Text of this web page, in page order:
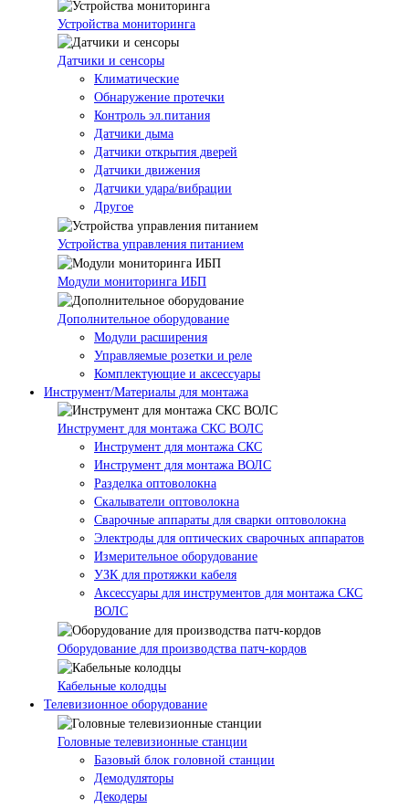
Устройства мониторинга
Датчики и сенсоры
Климатические
Обнаружение протечки
Контроль эл.питания
Датчики дыма
Датчики открытия дверей
Датчики движения
Датчики удара/вибрации
Другое
Устройства управления питанием
Модули мониторинга ИБП
Дополнительное оборудование
Модули расширения
Управляемые розетки и реле
Комплектующие и аксессуары
Инструмент/Материалы для монтажа
Инструмент для монтажа СКС ВОЛС
Инструмент для монтажа СКС
Инструмент для монтажа ВОЛС
Разделка оптоволокна
Скалыватели оптоволокна
Сварочные аппараты для сварки оптоволокна
Электроды для оптических сварочных аппаратов
Измерительное оборудование
УЗК для протяжки кабеля
Аксессуары для инструментов для монтажа СКС
ВОЛС
Оборудование для производства патч-кордов
Кабельные колодцы
Телевизионное оборудование
Головные телевизионные станции
Базовый блок головной станции
Демодуляторы
Декодеры